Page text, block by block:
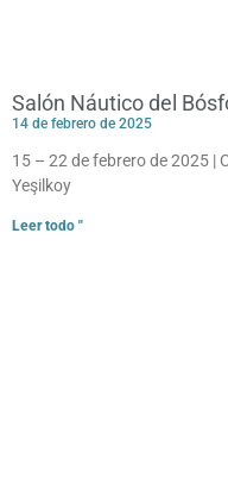
Salón Náutico del
14 de febrero de 2025
15 – 22 de febrero de 2025 |
Yeşilkoy
Leer todo "